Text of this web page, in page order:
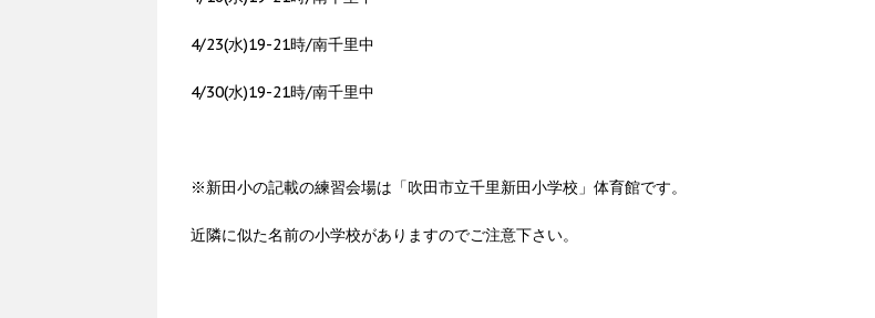
4/23(水)19-21時/南千里中
4/30(水)19-21時/南千里中
※新田小の記載の練習会場は「吹田市立千里新田小学校」体育館です。
近隣に似た名前の小学校がありますのでご注意下さい。